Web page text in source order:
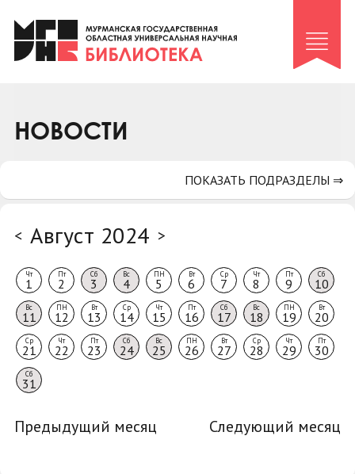
Клуб «Гиря и сельдерей»
Клуб «Семейный архив»
Коллегам
НОВОСТИ
< Август 2024 >
Чт
1
Пт
2
Сб
3
Вс
4
ПН
5
Вт
6
Ср
7
Чт
8
Пт
9
Сб
10
Вс
11
ПН
12
Вт
13
Ср
14
Чт
15
Пт
16
Сб
17
Вс
18
ПН
19
Вт
20
Ср
21
Чт
22
Пт
23
Сб
24
Вс
25
ПН
26
Вт
27
Ср
28
Чт
29
Пт
30
Сб
31
Предыдущий месяц Следующий месяц
ПОКАЗАТЬ ПОДРАЗДЕЛЫ ⇒